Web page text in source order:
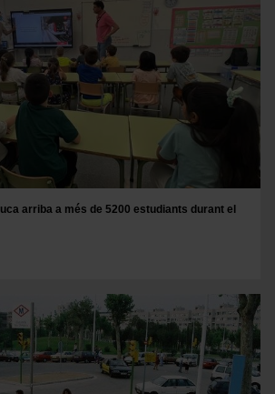
arriba a més de 5200 estudiants durant el